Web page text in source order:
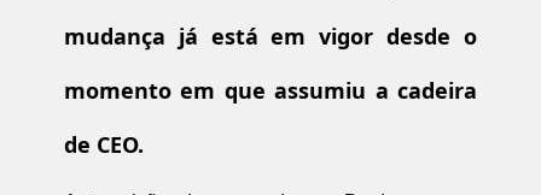
mudança já está em vigor desde o
momento em que assumiu a cadeira
de CEO.